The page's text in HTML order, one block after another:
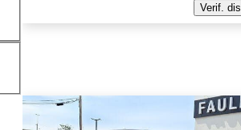
Verif.